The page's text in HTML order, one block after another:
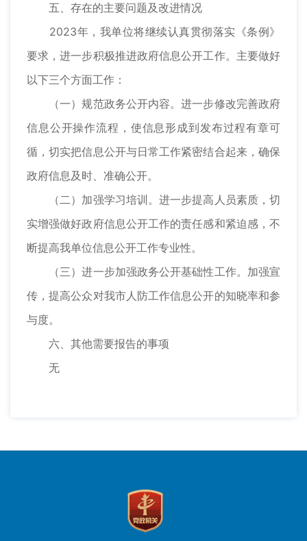
五、存在的主要问题及改进情况
2023年，我单位将继续认真贯彻落实《条例》
要求，进一步积极推进政府信息公开工作。主要做好
以下三个方面工作：
（一）规范政务公开内容。进一步修改完善政府
信息公开操作流程，使信息形成到发布过程有章可
循，切实把信息公开与日常工作紧密结合起来，确保
政府信息及时、准确公开。
（二）加强学习培训。进一步提高人员素质，切
实增强做好政府信息公开工作的责任感和紧迫感，不
断提高我单位信息公开工作专业性。
（三）进一步加强政务公开基础性工作。加强宣
传，提高公众对我市人防工作信息公开的知晓率和参
与度。
六、其他需要报告的事项
无